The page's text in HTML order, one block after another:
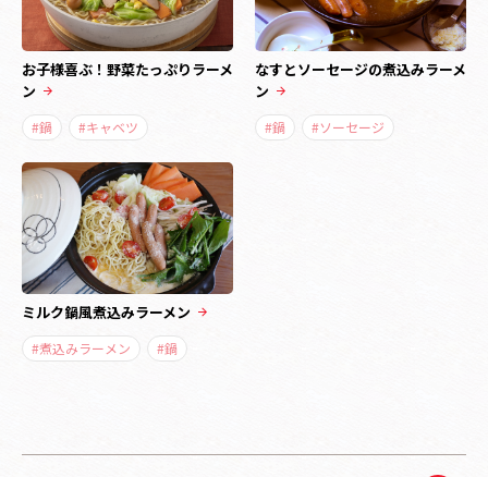
お子様喜ぶ！野菜たっぷりラーメ
ン
#鍋 #キャベツ
なすとソーセージの煮込みラーメ
ン
#鍋 #ソーセージ
ミルク鍋風煮込みラーメン
#煮込みラーメン #鍋